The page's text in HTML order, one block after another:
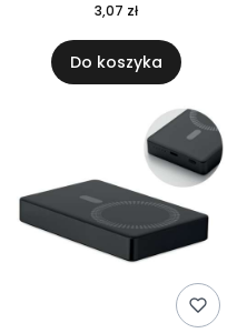
3,07 zł
Do koszyka